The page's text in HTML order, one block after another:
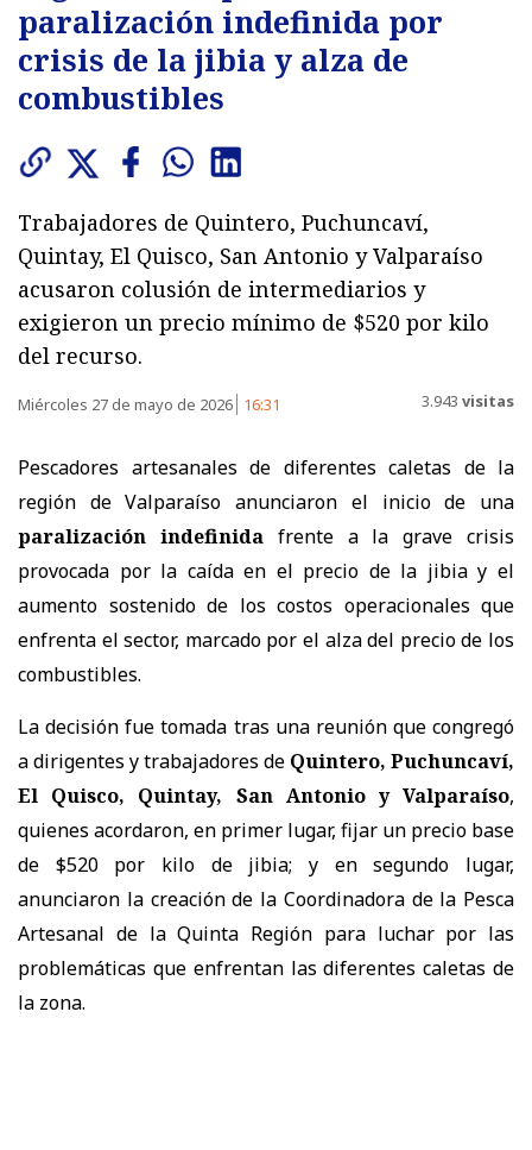
paralización indefinida por
crisis de la jibia y alza de
combustibles
Trabajadores de Quintero, Puchuncaví,
Quintay, El Quisco, San Antonio y Valparaíso
acusaron colusión de intermediarios y
exigieron un precio mínimo de $520 por kilo
del recurso.
Miércoles 27 de mayo de 2026 16:31 3.943 visitas
​Pescadores artesanales de diferentes caletas de la
región de Valparaíso anunciaron el inicio de una
paralización indefinidafrente a la grave crisis
provocada por la caída en el precio de la jibia y el
aumento sostenido de los costos operacionales que
enfrenta el sector, marcado por el alza del precio de los
combustibles.
La decisión fue tomada tras una reunión que congregó
a dirigentes y trabajadores de Quintero, Puchuncaví,
El Quisco, Quintay, San Antonio y Valparaíso,
quienes acordaron, en primer lugar, fijar un precio base
de $520 por kilo de jibia; y en segundo lugar,
anunciaron la creación de la Coordinadora de la Pesca
Artesanal de la Quinta Región para luchar por las
problemáticas que enfrentan las diferentes caletas de
la zona.